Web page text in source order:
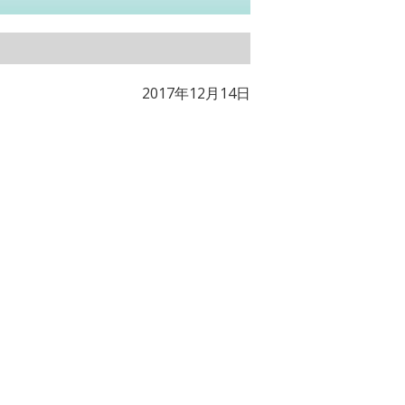
2017年12月14日